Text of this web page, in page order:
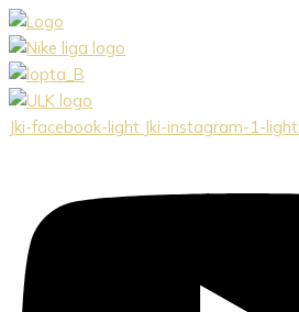
Preskočiť
na
obsah
Jki-facebook-light Jki-instagram-1-light